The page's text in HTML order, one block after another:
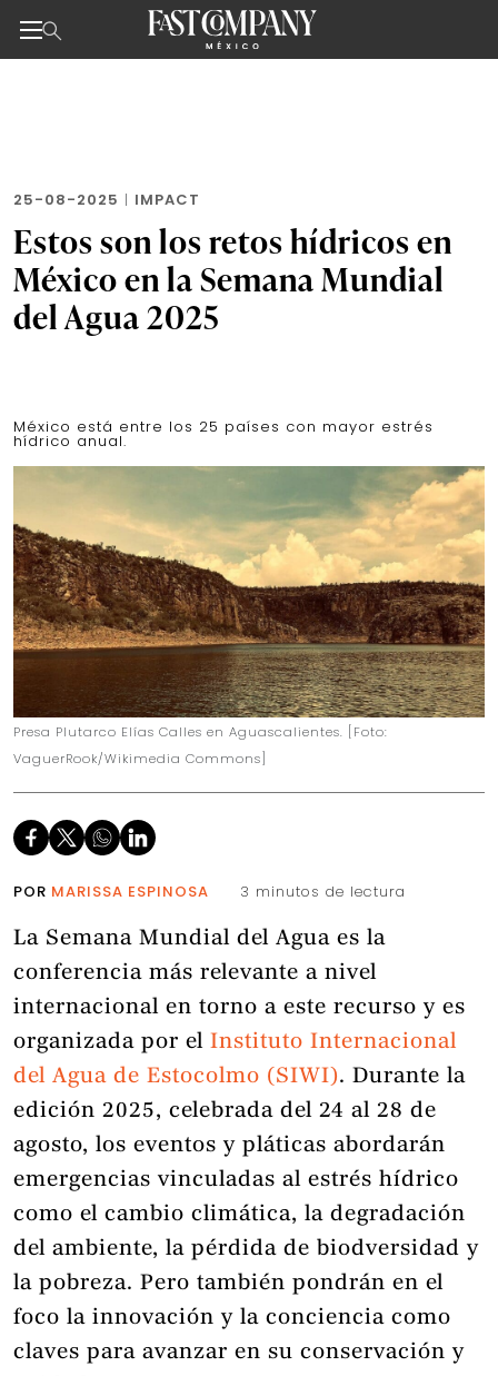
25-08-2025 | IMPACT
Estos son los retos hídricos en
México en la Semana Mundial
del Agua 2025
México está entre los 25 países con mayor estrés
hídrico anual.
Presa Plutarco Elías Calles en Aguascalientes. [Foto:
VaguerRook/Wikimedia Commons]
POR MARISSA ESPINOSA 3 minutos de lectura
La Semana Mundial del Agua es la
conferencia más relevante a nivel
internacional en torno a este recurso y es
organizada por el Instituto Internacional
del Agua de Estocolmo (SIWI). Durante la
edición 2025, celebrada del 24 al 28 de
agosto, los eventos y pláticas abordarán
emergencias vinculadas al estrés hídrico
como el cambio climática, la degradación
del ambiente, la pérdida de biodversidad y
la pobreza. Pero también pondrán en el
foco la innovación y la conciencia como
claves para avanzar en su conservación y